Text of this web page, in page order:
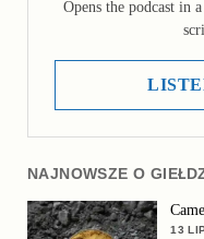
Opens the podcast in
NAJNOWSZE O
13